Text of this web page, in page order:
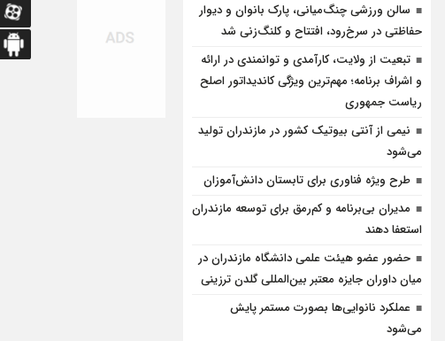
سالن ورزشی چنگ‌میانی، پارک بانوان و دیوار
حفاظتی در سرخ‌رود، افتتاح و کلنگ‌زنی شد
تبعیت از ولایت، کارآمدی و توانمندی در ارائه
و اشراف برنامه؛ مهم‌ترین ویژگی کاندیداتور اصلح
ریاست جمهوری
نیمی از آنتی بیوتیک کشور در مازندران تولید
می‌شود
طرح ویژه فناوری برای تابستان دانش‌آموزان
مدیران بی‌برنامه و کم‌رمق برای توسعه مازندران
استعفا دهند
حضور عضو هیئت علمی دانشگاه مازندران در
میان داوران جایزه معتبر بین‌المللی گلدن ترزینی
عملکرد نانوایی‌ها بصورت مستمر پایش
می‌شود